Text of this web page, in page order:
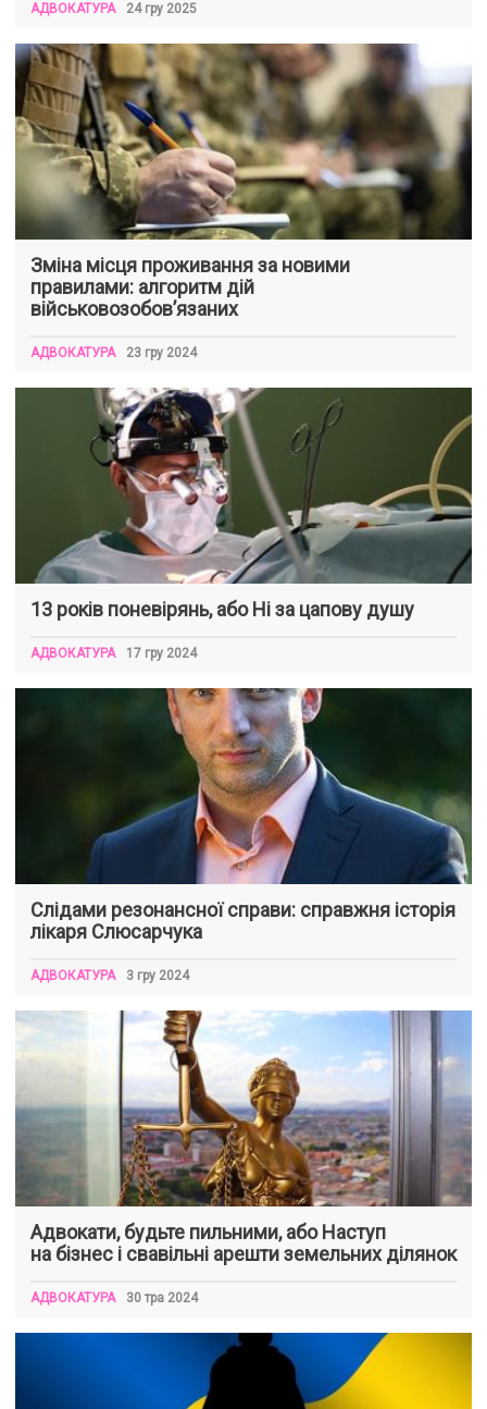
АДВОКАТУРА 24 гру 2025
Зміна місця проживання за новими
правилами: алгоритм дій
військовозобовʼязаних
АДВОКАТУРА 23 гру 2024
13 років поневірянь, або Ні за цапову душу
АДВОКАТУРА 17 гру 2024
Слідами резонансної справи: справжня історія
лікаря Слюсарчука
АДВОКАТУРА 3 гру 2024
Адвокати, будьте пильними, або Наступ
на бізнес і свавільні арешти земельних ділянок
АДВОКАТУРА 30 тра 2024